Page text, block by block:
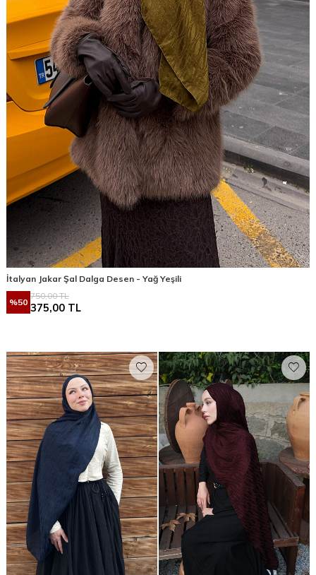
İtalyan Jakar Şal Dalga Desen - Yağ Yeşili
%50
750,00TL
375,00 TL